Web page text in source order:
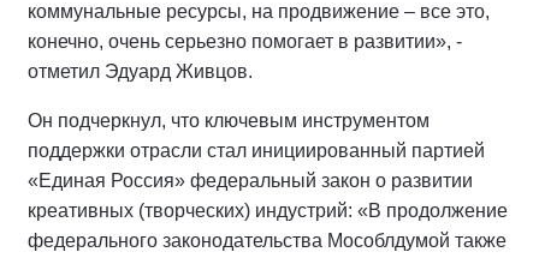
коммунальные ресурсы, на продвижение – все это,
конечно, очень серьезно помогает в развитии», -
отметил Эдуард Живцов.
Он подчеркнул, что ключевым инструментом
поддержки отрасли стал инициированный партией
«Единая Россия» федеральный закон о развитии
креативных (творческих) индустрий: «В продолжение
федерального законодательства Мособлдумой также